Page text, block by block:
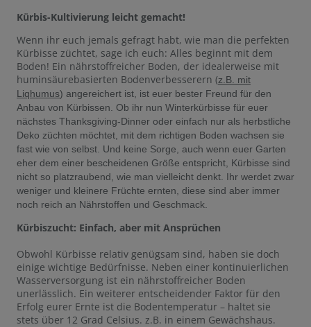
Kürbis-Kultivierung leicht gemacht!
Wenn ihr euch jemals gefragt habt, wie man die perfekten
Kürbisse züchtet, sage ich euch: Alles beginnt mit dem
Boden! Ein nährstoffreicher Boden, der idealerweise mit
huminsäurebasierten Bodenverbesserern (z.B. mit
Liqhumus) angereichert ist, ist euer bester Freund für den
Anbau von Kürbissen. Ob ihr nun Winterkürbisse für euer
nächstes Thanksgiving-Dinner oder einfach nur als herbstliche
Deko züchten möchtet, mit dem richtigen Boden wachsen sie
fast wie von selbst. Und keine Sorge, auch wenn euer Garten
eher dem einer bescheidenen Größe entspricht, Kürbisse sind
nicht so platzraubend, wie man vielleicht denkt. Ihr werdet zwar
weniger und kleinere Früchte ernten, diese sind aber immer
noch reich an Nährstoffen und Geschmack.
Kürbiszucht: Einfach, aber mit Ansprüchen
Obwohl Kürbisse relativ genügsam sind, haben sie doch
einige wichtige Bedürfnisse. Neben einer kontinuierlichen
Wasserversorgung ist ein nährstoffreicher Boden
unerlässlich. Ein weiterer entscheidender Faktor für den
Erfolg eurer Ernte ist die Bodentemperatur – haltet sie
stets über 12 Grad Celsius. z.B. in einem Gewächshaus.